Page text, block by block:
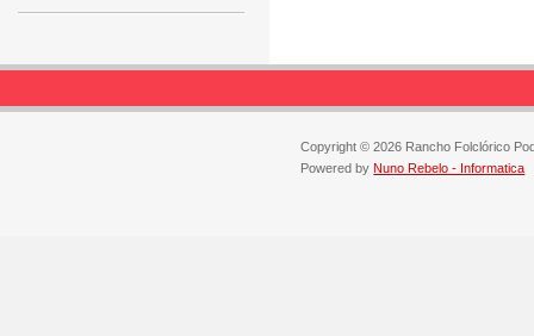
Copyright © 2026 Rancho Folclórico
Powered byNuno Rebelo - Informatica